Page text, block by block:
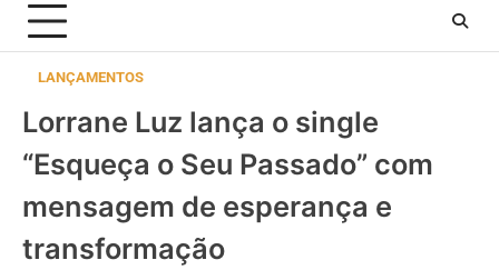
LANÇAMENTOS
Lorrane Luz lança o single
“Esqueça o Seu Passado” com
mensagem de esperança e
transformação